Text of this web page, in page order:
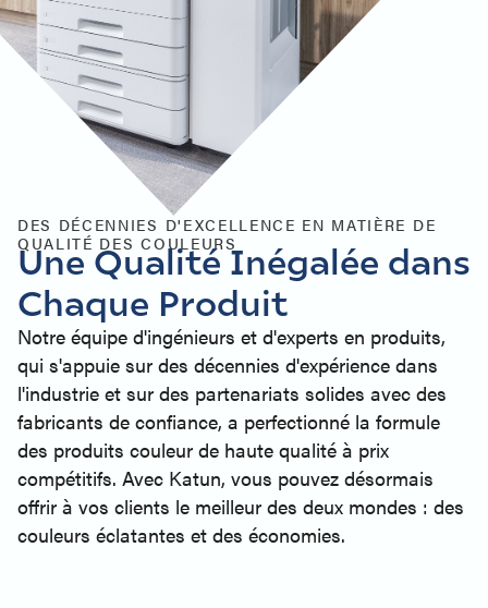
DES DÉCENNIES D'EXCELLENCE EN MATIÈRE DE
QUALITÉ DES COULEURS
Une Qualité Inégalée dans
Chaque Produit
Notre équipe d'ingénieurs et d'experts en produits,
qui s'appuie sur des décennies d'expérience dans
l'industrie et sur des partenariats solides avec des
fabricants de confiance, a perfectionné la formule
des produits couleur de haute qualité à prix
compétitifs. Avec Katun, vous pouvez désormais
offrir à vos clients le meilleur des deux mondes : des
couleurs éclatantes et des économies.